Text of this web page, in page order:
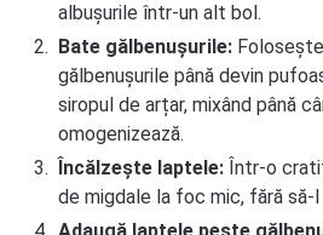
albușurile într-un alt bol.
Bate gălbenușurile:
gălbenușurile până devin
siropul de arțar, mixând până
omogenizează.
Încălzește laptele: Într-o
de migdale la foc mic, fără să-l